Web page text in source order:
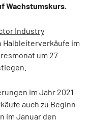
Wachstumskurs.
Industry
im
um 27
im Jahr 2021
auch zu Beginn
im Januar den